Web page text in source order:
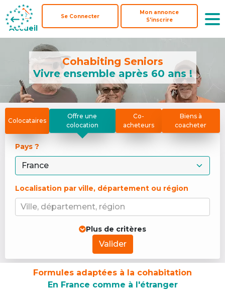
Accueil
Se Connecter
Mon annonce
S'inscrire
Accueil
Se Connecter
Mon annonce
S'inscrire
Cohabiting Seniors
Vivre ensemble après 60 ans !
Colocataires
Offre une
colocation
Co-
acheteurs
Biens à
coacheter
Pays ?
Localisation par ville, département ou région
Ville, département, région
Plus de critères
Valider
Formules adaptées à la cohabitation
En France comme à l'étranger